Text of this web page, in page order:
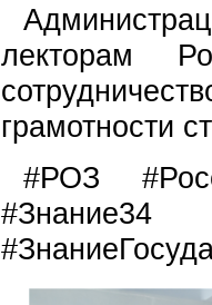
лекторам
грамотности
#РОЗ